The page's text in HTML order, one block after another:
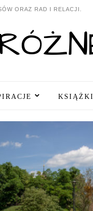
ORAZ RAD I RELACJI.
KSIĄŻKI